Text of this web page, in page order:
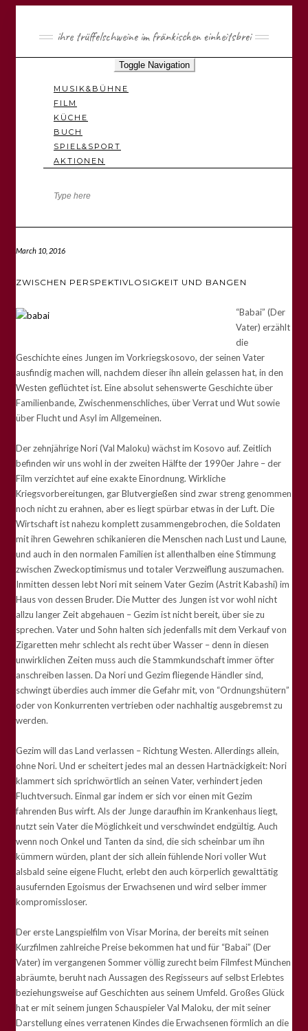
ihre trüffelschweine im fränkischen einheitsbrei
Toggle Navigation
MUSIK&BÜHNE
FILM
KÜCHE
BUCH
SPIEL&SPORT
AKTIONEN
March 10, 2016
ZWISCHEN PERSPEKTIVLOSIGKEIT UND BANGEN
“Babai” (Der
Vater) erzählt
die
Geschichte eines Jungen im Vorkriegskosovo, der seinen Vater
ausfindig machen will, nachdem dieser ihn allein gelassen hat, in den
Westen geflüchtet ist. Eine absolut sehenswerte Geschichte über
Familienbande, Zwischenmenschliches, über Verrat und Wut sowie
über Flucht und Asyl im Allgemeinen.
Der zehnjährige Nori (Val Maloku) wächst im Kosovo auf. Zeitlich
befinden wir uns wohl in der zweiten Hälfte der 1990er Jahre – der
Film verzichtet auf eine exakte Einordnung. Wirkliche
Kriegsvorbereitungen, gar Blutvergießen sind zwar streng genommen
noch nicht zu erahnen, aber es liegt spürbar etwas in der Luft. Die
Wirtschaft ist nahezu komplett zusammengebrochen, die Soldaten
mit ihren Gewehren schikanieren die Menschen nach Lust und Laune,
und auch in den normalen Familien ist allenthalben eine Stimmung
zwischen Zweckoptimismus und totaler Verzweiflung auszumachen.
Inmitten dessen lebt Nori mit seinem Vater Gezim (Astrit Kabashi) im
Haus von dessen Bruder. Die Mutter des Jungen ist vor wohl nicht
allzu langer Zeit abgehauen – Gezim ist nicht bereit, über sie zu
sprechen. Vater und Sohn halten sich jedenfalls mit dem Verkauf von
Zigaretten mehr schlecht als recht über Wasser – denn in diesen
unwirklichen Zeiten muss auch die Stammkundschaft immer öfter
anschreiben lassen. Da Nori und Gezim fliegende Händler sind,
schwingt überdies auch immer die Gefahr mit, von “Ordnungshütern”
oder von Konkurrenten vertrieben oder nachhaltig ausgebremst zu
werden.
Gezim will das Land verlassen – Richtung Westen. Allerdings allein,
ohne Nori. Und er scheitert jedes mal an dessen Hartnäckigkeit: Nori
klammert sich sprichwörtlich an seinen Vater, verhindert jeden
Fluchtversuch. Einmal gar indem er sich vor einen mit Gezim
fahrenden Bus wirft. Als der Junge daraufhin im Krankenhaus liegt,
nutzt sein Vater die Möglichkeit und verschwindet endgültig. Auch
wenn noch Onkel und Tanten da sind, die sich scheinbar um ihn
kümmern würden, plant der sich allein fühlende Nori voller Wut
alsbald seine eigene Flucht, erlebt den auch körperlich gewalttätig
ausufernden Egoismus der Erwachsenen und wird selber immer
kompromissloser.
Der erste Langspielfilm von Visar Morina, der bereits mit seinen
Kurzfilmen zahlreiche Preise bekommen hat und für “Babai” (Der
Vater) im vergangenen Sommer völlig zurecht beim Filmfest München
abräumte, beruht nach Aussagen des Regisseurs auf selbst Erlebtes
beziehungsweise auf Geschichten aus seinem Umfeld. Großes Glück
hat er mit seinem jungen Schauspieler Val Maloku, der mit seiner
Darstellung eines verratenen Kindes die Erwachsenen förmlich an die